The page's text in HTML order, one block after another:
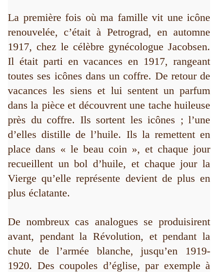
La première fois où ma famille vit une icône
renouvelée, c’était à Petrograd, en automne
1917, chez le célèbre gynécologue Jacobsen.
Il était parti en vacances en 1917, rangeant
toutes ses icônes dans un coffre. De retour de
vacances les siens et lui sentent un parfum
dans la pièce et découvrent une tache huileuse
près du coffre. Ils sortent les icônes ; l’une
d’elles distille de l’huile. Ils la remettent en
place dans « le beau coin », et chaque jour
recueillent un bol d’huile, et chaque jour la
Vierge qu’elle représente devient de plus en
plus éclatante.
De nombreux cas analogues se produisirent
avant, pendant la Révolution, et pendant la
chute de l’armée blanche, jusqu’en 1919-
1920. Des coupoles d’église, par exemple à